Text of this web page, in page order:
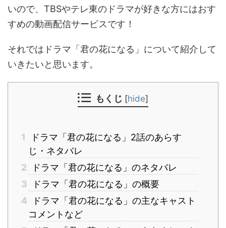
いので、TBSやテレ東のドラマが好きな方にはおす
すめの動画配信サービスです！
それではドラマ「君の花になる」について紹介して
いきたいと思います。
もくじ [hide]
1
ドラマ「君の花になる」2話のあらす
じ・ネタバレ
2
ドラマ「君の花になる」のネタバレ
3
ドラマ「君の花になる」の概要
4
ドラマ「君の花になる」の主なキャスト
コメントなど